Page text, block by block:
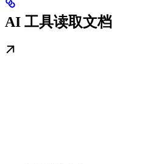
AI 工具读取文档